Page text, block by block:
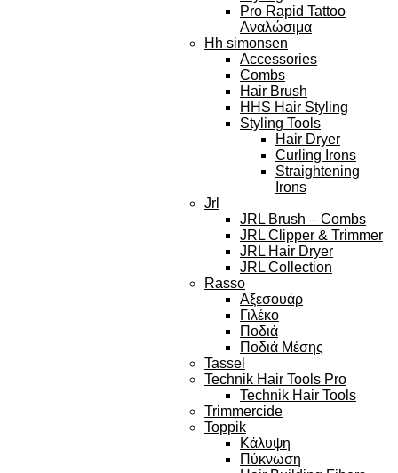
Pro Rapid Tattoo
Αναλώσιμα
Hh simonsen
Accessories
Combs
Hair Brush
HHS Hair Styling
Styling Tools
Hair Dryer
Curling Irons
Straightening
Irons
Jrl
JRL Brush – Combs
JRL Clipper & Trimmer
JRL Hair Dryer
JRL Collection
Rasso
Αξεσουάρ
Γιλέκο
Ποδιά
Ποδιά Μέσης
Tassel
Technik Hair Tools Pro
Technik Hair Tools
Trimmercide
Toppik
Κάλυψη
Πύκνωση